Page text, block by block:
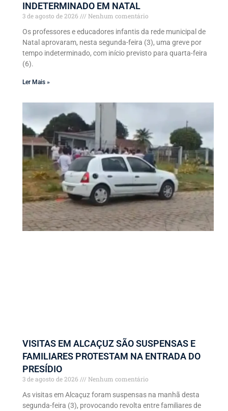
INDETERMINADO EM NATAL
3 de agosto de 2026
Nenhum comentário
Os professores e educadores infantis da rede municipal de
Natal aprovaram, nesta segunda-feira (3), uma greve por
tempo indeterminado, com início previsto para quarta-feira
(6).
Ler Mais »
VISITAS EM ALCAÇUZ SÃO SUSPENSAS E
FAMILIARES PROTESTAM NA ENTRADA DO
PRESÍDIO
3 de agosto de 2026
Nenhum comentário
As visitas em Alcaçuz foram suspensas na manhã desta
segunda-feira (3), provocando revolta entre familiares de